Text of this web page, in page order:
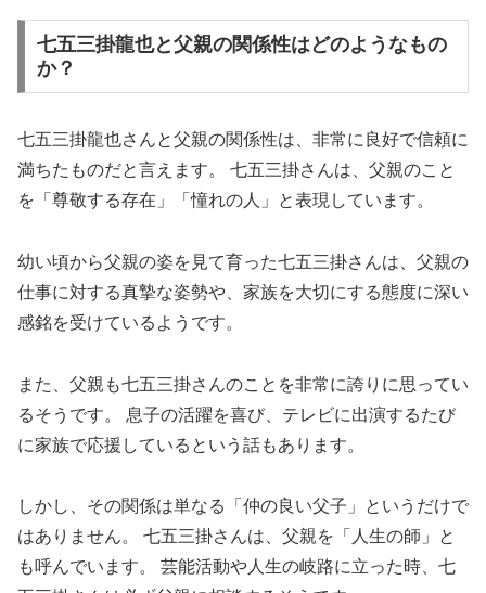
七五三掛龍也と父親の関係性はどのようなもの
か？
七五三掛龍也さんと父親の関係性は、非常に良好で信頼に
満ちたものだと言えます。 七五三掛さんは、父親のこと
を「尊敬する存在」「憧れの人」と表現しています。
幼い頃から父親の姿を見て育った七五三掛さんは、父親の
仕事に対する真摯な姿勢や、家族を大切にする態度に深い
感銘を受けているようです。
また、父親も七五三掛さんのことを非常に誇りに思ってい
るそうです。 息子の活躍を喜び、テレビに出演するたび
に家族で応援しているという話もあります。
しかし、その関係は単なる「仲の良い父子」というだけで
はありません。 七五三掛さんは、父親を「人生の師」と
も呼んでいます。 芸能活動や人生の岐路に立った時、七